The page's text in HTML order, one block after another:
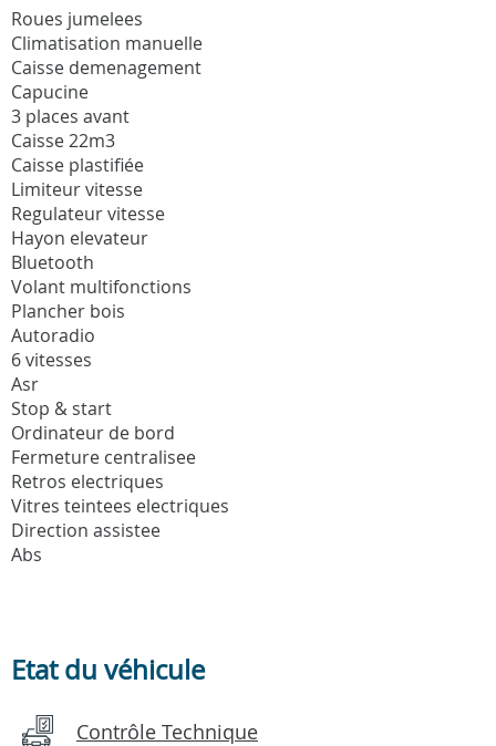
Roues jumelees
Climatisation manuelle
Caisse demenagement
Capucine
3 places avant
Caisse 22m3
Caisse plastifiée
Limiteur vitesse
Regulateur vitesse
Hayon elevateur
Bluetooth
Volant multifonctions
Plancher bois
Autoradio
6 vitesses
Asr
Stop & start
Ordinateur de bord
Fermeture centralisee
Retros electriques
Vitres teintees electriques
Direction assistee
Abs
Etat du véhicule
Contrôle Technique